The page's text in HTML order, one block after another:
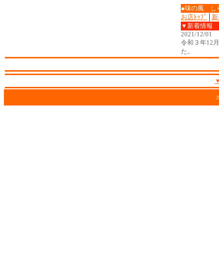
●味の風 し
お店ﾄｯﾌﾟ
▼新着情報
2021/12/01
令和３年12
た。